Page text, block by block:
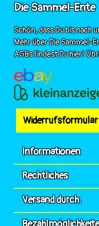
Die Sammel-Ente
Schön, dass Du bis nach
Mehr über Die Sammel-
AGBs findest Du hier!
Widerrufsformular
Informationen
Rechtliches
Versand durch: